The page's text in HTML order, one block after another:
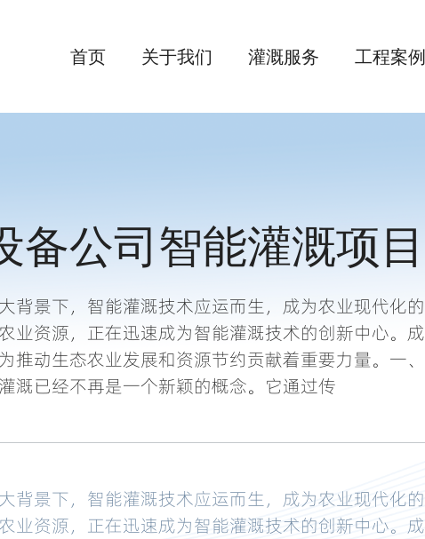
首页 关于我们 灌溉服务 工程案例
备公司智能灌溉项目
背景下，智能灌溉技术应运而生，成为农业现代化
业资源，正在迅速成为智能灌溉技术的创新中心。
推动生态农业发展和资源节约贡献着重要力量。一
溉已经不再是一个新颖的概念。它通过传
背景下，智能灌溉技术应运而生，成为农业现代化
业资源，正在迅速成为智能灌溉技术的创新中心。